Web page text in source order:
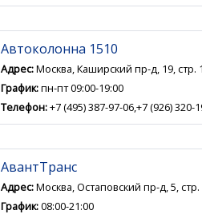
Автоколонна 1510
Адрес:Москва, Каширский пр-д, 19, стр. 1
График:пн-пт 09:00-19:00
Телефон:+7 (495) 387-97-06,+7 (926) 320-
АвантТранс
Адрес:Москва, Остаповский пр-д, 5, стр.
График:08:00-21:00